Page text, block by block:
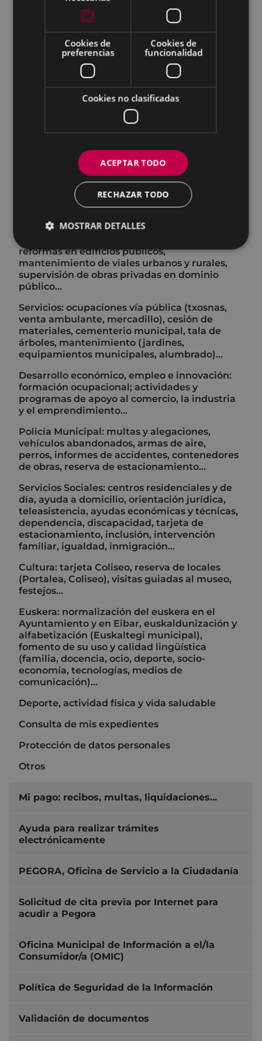
de personal, bolsas de trabajo, procesos de
estabilización, acceso a información pública…
Tesorería y rentas: impuestos, tasas y precios
públicos; bonificaciones y exenciones,
recibos, aplazamiento y fraccionamiento de
pagos, domiciliaciones bancarias, domicilio
Urbanismo y medio ambiente: licencias y
comunicados de obra, licencias y
Inspecciones Técnicas de Edificios,
ocupaciones (andamios, mesas y sillas,
barricas...), etc.
Planeamiento urbano
urbanización de zonas públicas, creación de
reformas en edificios públicos,
mantenimiento de viales urbanos y rurales,
supervisión de obras privadas en dominio
público...
Servicios: ocupaciones vía pública (txosnas,
venta ambulante, mercadillo), cesión de
materiales, cementerio municipal, tala de
árboles, mantenimiento (jardines,
equipamientos municipales, alumbrado)...
Desarrollo económico, empleo e innovación:
formación ocupacional; actividades y
programas de apoyo al comercio, la industria
y el emprendimiento...
Policía Municipal: multas y alegaciones,
vehículos abandonados, armas de aire,
perros, informes de accidentes, contenedores
de obras, reserva de estacionamiento...
Servicios Sociales: centros residenciales y de
día, ayuda a domicilio, orientación jurídica,
teleasistencia, ayudas económicas y técnicas,
dependencia, discapacidad, tarjeta de
estacionamiento, inclusión, intervención
familiar, igualdad, inmigración...
Cultura: tarjeta Coliseo, reserva de locales
(Portalea, Coliseo), visitas guiadas al museo,
festejos...
Euskera: normalización del euskera en el
Ayuntamiento y en Eibar, euskaldunización y
alfabetización (Euskaltegi municipal),
fomento de su uso y calidad lingüística
(familia, docencia, ocio, deporte, socio-
economía, tecnologías, medios de
comunicación)...
Deporte, actividad física y vida saludable
Consulta de mis expedientes
Protección de datos personales
Otros
Mi pago: recibos, multas, liquidaciones...
Ayuda para realizar trámites
electrónicamente
PEGORA, Oficina de Servicio a la Ciudadanía
Solicitud de cita previa por Internet para
acudir a Pegora
Oficina Municipal de Información a el/la
Consumidor/a (OMIC)
Política de Seguridad de la Información
Validación de documentos
Cookies de
preferencias
Cookies de
funcionalidad
Cookies no clasificadas
ACEPTAR TODO
RECHAZAR TODO
MOSTRAR DETALLES